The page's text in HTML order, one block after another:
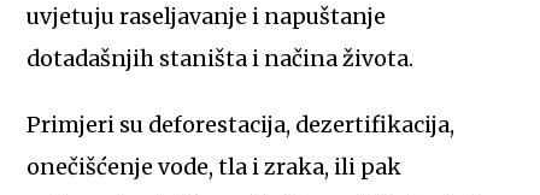
uvjetuju raseljavanje i napuštanje
dotadašnjih staništa i načina života.
Primjeri su deforestacija, dezertifikacija,
onečišćenje vode, tla i zraka, ili pak